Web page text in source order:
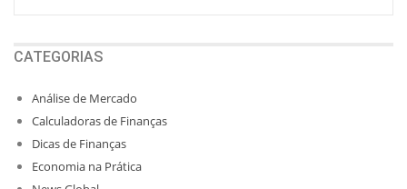
CATEGORIAS
Análise de Mercado
Calculadoras de Finanças
Dicas de Finanças
Economia na Prática